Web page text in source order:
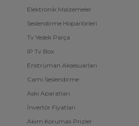
Elektronik Malzemeler
Seslendirme Hoparlörleri
Tv Yedek Parça
IP Tv Box
Enstrüman Aksesuarları
Cami Seslendirme
Askı Aparatları
İnvertör Fiyatları
Akım Korumalı Prizler